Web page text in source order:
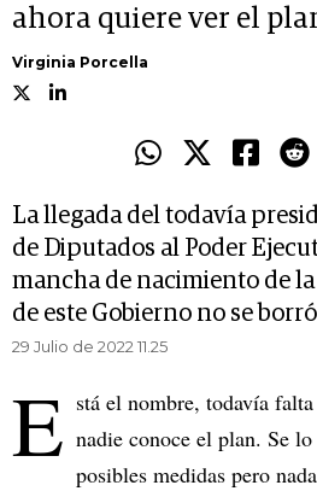
ahora quiere ver el
Virginia Porcella
La llegada del todavía
de Diputados al Poder
mancha de nacimiento de
de este Gobierno no se
29 Julio de 2022 11.25
E stá el nombre, todavía
nadie conoce el plan. Se
posibles medidas pero